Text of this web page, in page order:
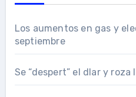
Los aumentos en gas y
septiembre
Se “despert” el dlar y roza